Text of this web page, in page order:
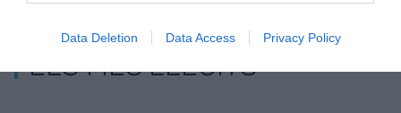
Data Deletion Data Access Privacy Policy
ELS MÉS LLEGITS